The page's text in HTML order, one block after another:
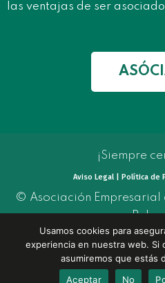
las ventajas de ser
¡Siempre
Aviso Legal | Política de
© Asociación Empresarial
Web realizada por:
Usamos cookies para
experiencia en nuestra web. Si
asumiremos que estás
Aceptar
No